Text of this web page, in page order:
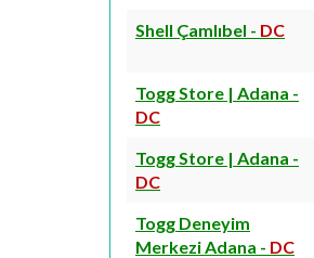
Shell Çamlıbel - DC
Togg Store | Adana -
DC
Togg Store | Adana -
DC
Togg Deneyim
Merkezi Adana - DC